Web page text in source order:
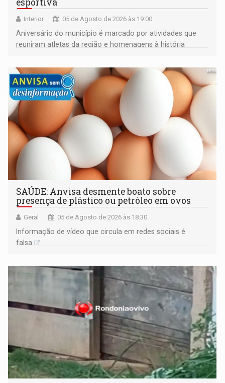
Interior 05 de Agosto de 2026 às 19:00
Aniversário do município é marcado por atividades que
reuniram atletas da região e homenagens à história
SAÚDE: Anvisa desmente boato sobre
presença de plástico ou petróleo em ovos
Geral 05 de Agosto de 2026 às 18:30
Informação de vídeo que circula em redes sociais é
falsa